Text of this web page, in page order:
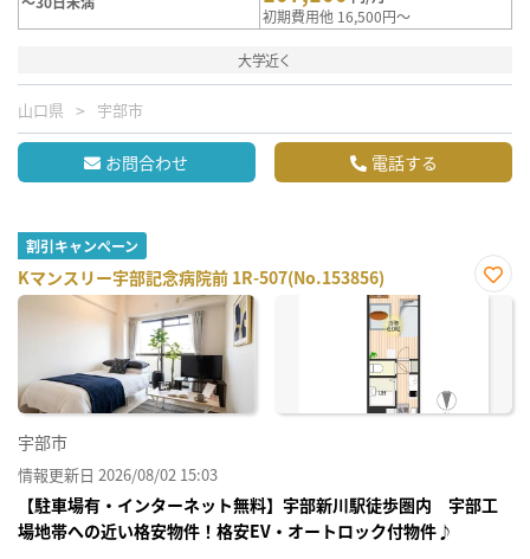
初期費用他 16,500円～
大学近く
山口県 宇部市
お問合わせ 電話する
割引キャンペーン
Kマンスリー宇部記念病院前 1R-507(No.153856)
お気
宇部市
情報更新日 2026/08/02 15:03
【駐車場有・インターネット無料】宇部新川駅徒歩圏内 宇部工
場地帯への近い格安物件！格安EV・オートロック付物件♪